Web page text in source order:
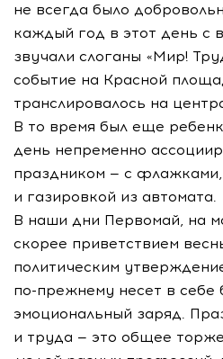
не всегда было
каждый год в этот день с
звучали слоганы «Мир!
событие на Красной
транслировалось на
В то время был еще
день непременно
праздником — с
и газировкой из автомата.
В наши дни Первомай, на
скорее приветствием
политическим
по-прежнему несет в себе
эмоциональный заряд.
и труда — это общее